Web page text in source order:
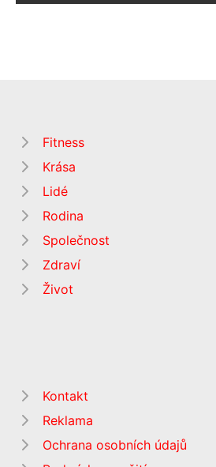
Fitness
Krása
Lidé
Rodina
Společnost
Zdraví
Život
Kontakt
Reklama
Ochrana osobních údajů